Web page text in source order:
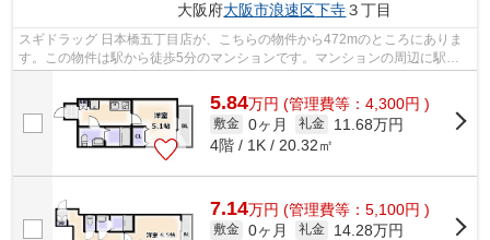
大阪府大阪市浪速区下寺３丁目
スギドラッグ 日本橋五丁目店が、こちらの物件から472mのところにありま
す。この物件は駅から徒歩5分のマンションです。マンションの周辺に駅が2
5.84万円 (管理費等：4,300円 )
敷金 0ヶ月 礼金
11.68万円
4階 / 1K / 20.32㎡
7.14万円 (管理費等：5,100円 )
敷金 0ヶ月 礼金
14.28万円